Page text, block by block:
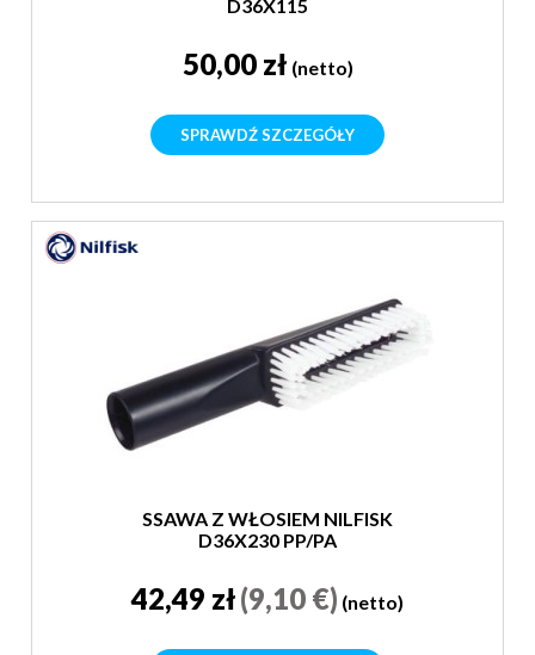
D36X115
50,00 zł (netto)
SPRAWDŹ SZCZEGÓŁY
SSAWA Z WŁOSIEM NILFISK
D36X230 PP/PA
42,49 zł(9,10 €) (netto)